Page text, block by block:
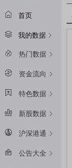
首页
我的数据
热门数据
资金流向
特色数据
新股数据
沪深港通
公告大全